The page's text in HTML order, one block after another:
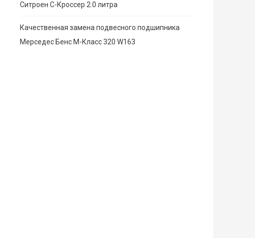
Ситроен С-Кроссер 2.0 литра
Качественная замена подвесного подшипника
Мерседес Бенс М-Класс 320 W163